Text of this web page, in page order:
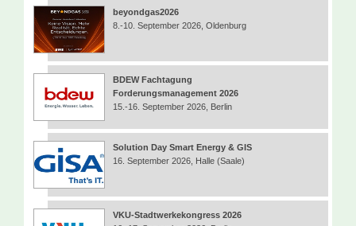
beyondgas2026
8.-10. September 2026, Oldenburg
BDEW Fachtagung
Forderungsmanagement 2026
15.-16. September 2026, Berlin
Solution Day Smart Energy & GIS
16. September 2026, Halle (Saale)
VKU-Stadtwerkekongress 2026